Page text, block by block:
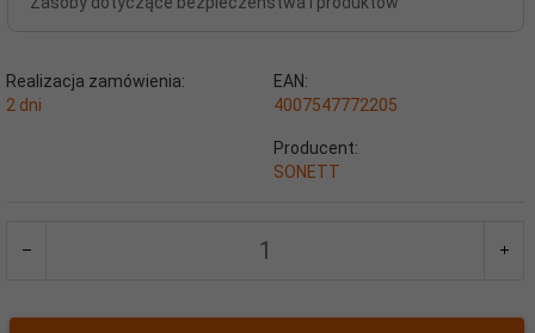
Realizacja zamówienia:
2 dni
EAN:
4007547772205
Producent:
SONETT